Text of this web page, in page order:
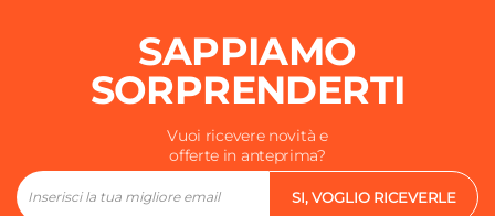
SAPPIAMO
SORPRENDERTI
Vuoi ricevere novità e
offerte in anteprima?
SI, VOGLIO RICEVERLE